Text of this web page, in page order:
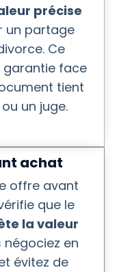
précise
un partage
Ce
face
tient
un juge.
achat
offre avant
que le
la valeur
négociez en
évitez de